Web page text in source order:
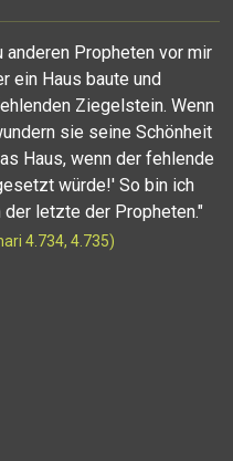
Propheten vor mir
ein Haus baute und
Ziegelstein. Wenn
sie seine Schönheit
Haus, wenn der fehlende
würde!' So bin ich
letzte der Propheten."
4.734, 4.735)